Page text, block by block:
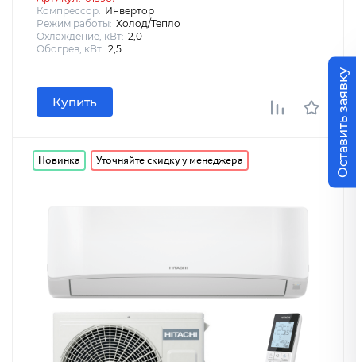
Компрессор: Инвертор
Режим работы: Холод/Тепло
Охлаждение, кВт: 2,0
Обогрев, кВт: 2,5
Купить
Новинка Уточняйте скидку у менеджера Оставить заявку